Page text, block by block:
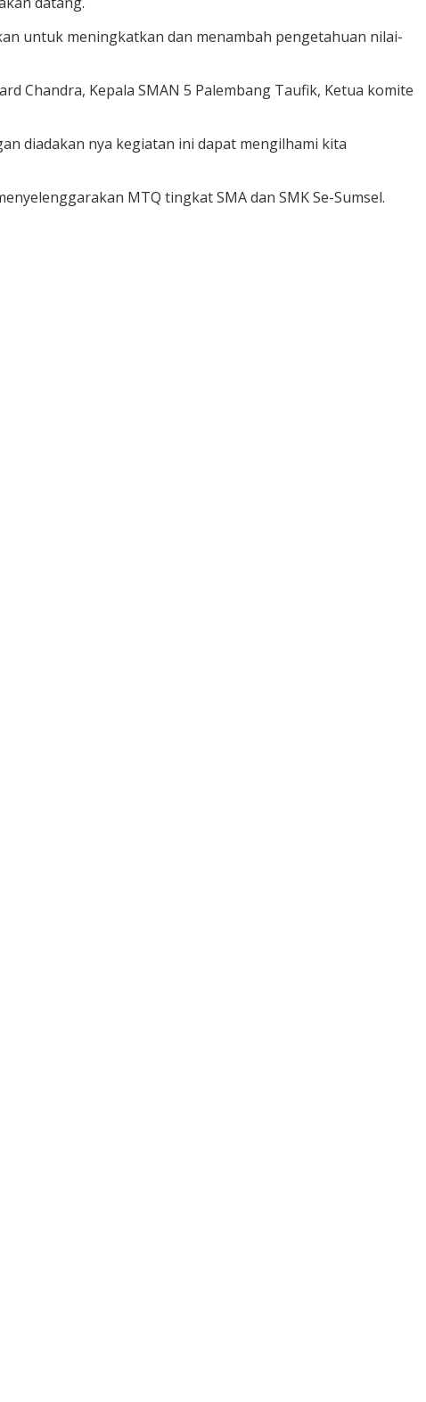
untuk meningkatkan dan menambah pengetahuan nilai-
Chandra, Kepala SMAN 5 Palembang Taufik, Ketua komite
diadakan nya kegiatan ini dapat mengilhami kita
MTQ tingkat SMA dan SMK Se-Sumsel.